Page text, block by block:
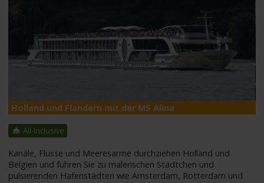
Suche
Holland und Flandern mit der MS Alina
All-Inclusive
Kanäle, Flüsse und Meeresarme durchziehen Holland und
Belgien und führen Sie zu malerischen Städtchen und
pulsierenden Hafenstädten wie Amsterdam, Rotterdam und